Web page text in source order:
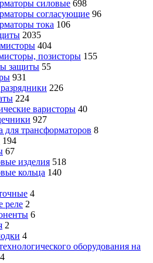
силовые 698
согласующие 96
тока 106
2035
404
позисторы 155
защиты 55
931
226
224
варисторы 40
927
для трансформаторов 8
194
67
изделия 518
кольца 140
4
реле 2
6
2
4
оборудования на
4